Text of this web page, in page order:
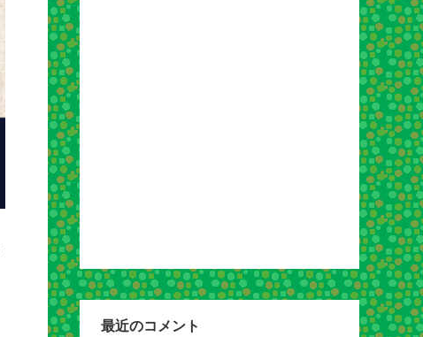
最近のコメント